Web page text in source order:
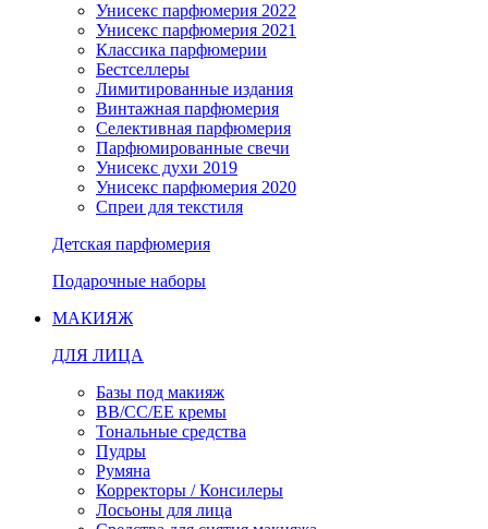
Унисекс парфюмерия 2022
Унисекс парфюмерия 2021
Классика парфюмерии
Бестселлеры
Лимитированные издания
Винтажная парфюмерия
Селективная парфюмерия
Парфюмированные свечи
Унисекс духи 2019
Унисекс парфюмерия 2020
Спреи для текстиля
Детская парфюмерия
Подарочные наборы
МАКИЯЖ
ДЛЯ ЛИЦА
Базы под макияж
BB/CC/EE кремы
Тональные средства
Пудры
Румяна
Корректоры / Консилеры
Лосьоны для лица